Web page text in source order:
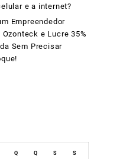
e a internet?
Empreendedor
e Lucre 35%
Sem Precisar
Q Q S S